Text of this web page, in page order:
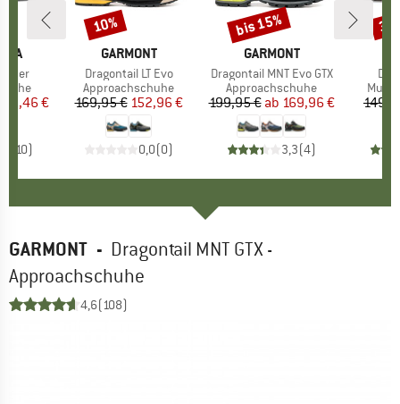
Preis
€
10)
MARKE
GARMONT
Artikel
Dragontail LT Evo
Produktgruppe
Approachschuhe
Preis
169,95 € reduzierter Preis
152,96 €
0,0(0)
Rabatt
10%
MARKE
GARMONT
Artikel
Dragontail MNT Evo GTX
Produktgruppe
Approachschuhe
Preis
199,95 € reduzierter Preis
ab 169,96 €
3,3(4)
Rabatt
bis 15%
GARMONT - Dragontail MNT GTX -
Approachschuhe
4,6(108)